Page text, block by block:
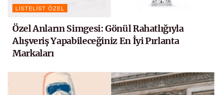
LISTELIST ÖZEL
Özel Anların Simgesi: Gönül Rahatlığıyla
Alışveriş Yapabileceğiniz En İyi Pırlanta
Markaları